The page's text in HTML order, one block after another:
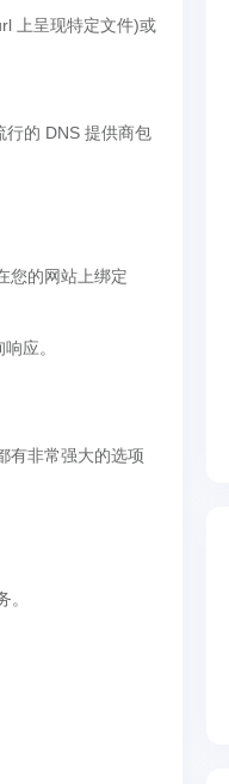
上呈现特定文件)或
的 DNS 提供商包
的网站上绑定
应。
非常强大的选项